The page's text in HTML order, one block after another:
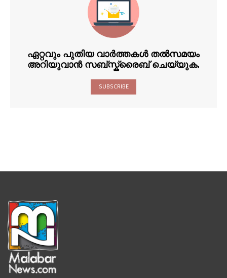
ഏറ്റവും പുതിയ വാർത്തകൾ തൽസമയം
അറിയുവാൻ സബ്സ്ക്രൈബ് ചെയ്യുക.
SUBSCRIBE